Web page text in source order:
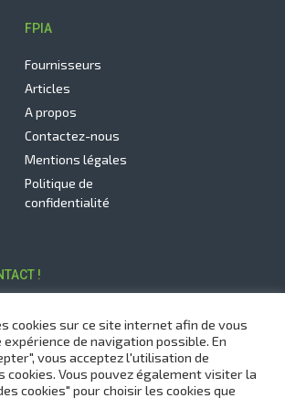
FPIA
Fournisseurs
Articles
A propos
Contactez-nous
Mentions légales
Politique de
confidentialité
!
cookies sur ce site internet afin de vous
de navigation possible. En
vous acceptez l'utilisation de
cookies. Vous pouvez également visiter la
cookies" pour choisir les cookies que